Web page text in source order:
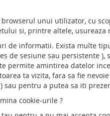
browserul unui utilizator, cu
si, printre altele, usureaza
de informatii. Exista multe
de sesiune sau persistente
permite amintirea datelor
ta vizita, fara sa fie
pentru a putea sa iti
cookie-urile ?